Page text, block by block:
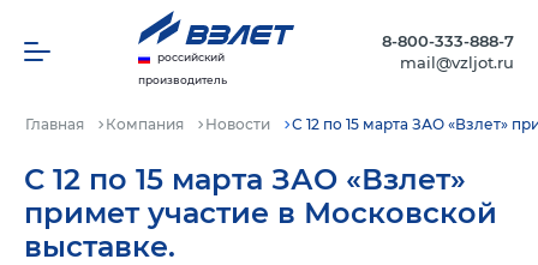
российский
производитель
8-800-333-888-7
mail@vzljot.ru
Главная Компания Новости С 12 по 15 марта ЗАО «Взлет»
С 12 по 15 марта ЗАО «Взлет»
примет участие в Московской
выставке.